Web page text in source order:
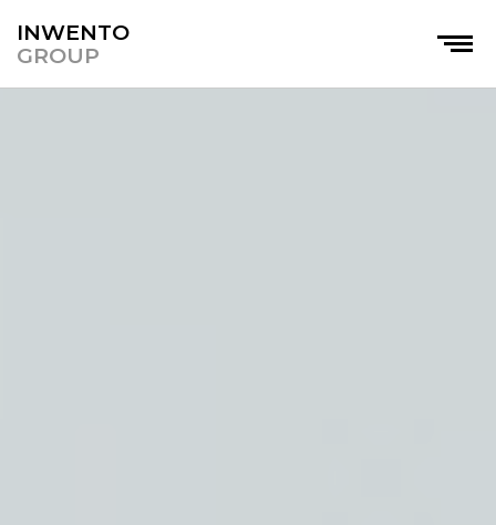
INWENTO
GROUP